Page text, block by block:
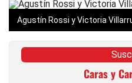
Agustín Rossi y Victoria
Caras y